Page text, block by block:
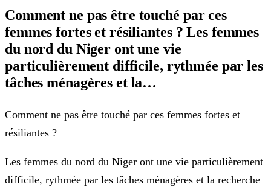
Comment ne pas être touché par ces
femmes fortes et résiliantes ? Les femmes
du nord du Niger ont une vie
particulièrement difficile, rythmée par les
tâches ménagères et la…
Comment ne pas être touché par ces femmes fortes et
résiliantes ?
Les femmes du nord du Niger ont une vie particulièrement
difficile, rythmée par les tâches ménagères et la recherche